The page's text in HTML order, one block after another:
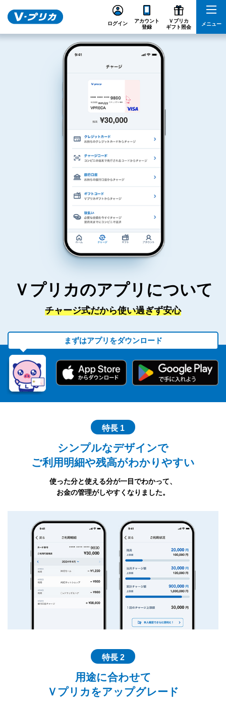
ログイン
アカウント
登録
Ｖプリカ
ギフト照会
メニュー
Ｖプリカのアプリについて
チャージ式だから使い過ぎず安心
まずはアプリをダウンロード
特長 1
シンプルなデザインで
ご利用明細や残高がわかりやすい
使った分と使える分が一目でわかって、
お金の管理がしやすくなりました。
特長 2
用途に合わせて
Ｖプリカをアップグレード